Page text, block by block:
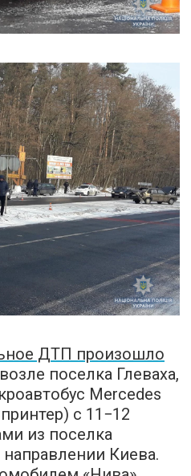
ДТП произошло
возле поселка Глеваха,
Mercedes
с 11−12
из поселка
Киева.